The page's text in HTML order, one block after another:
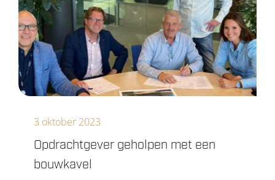
Opdrachtgever geholpen met een
bouwkavel
3 oktober 2023